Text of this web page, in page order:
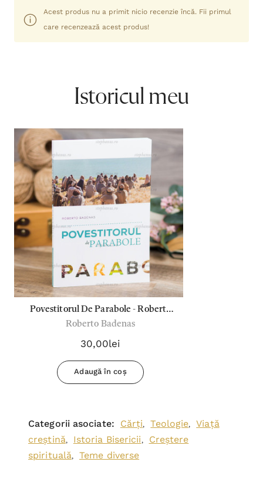
Acest produs nu a primit nicio recenzie încă. Fii primul
care recenzează acest produs!
Istoricul meu
Povestitorul De Parabole - Roberto
Badenas
Roberto Badenas
30,00lei
Adaugă în coș
Categorii asociate: Cărți, Teologie,
Viață
creștină, Istoria Bisericii,
Creștere
spirituală, Teme diverse